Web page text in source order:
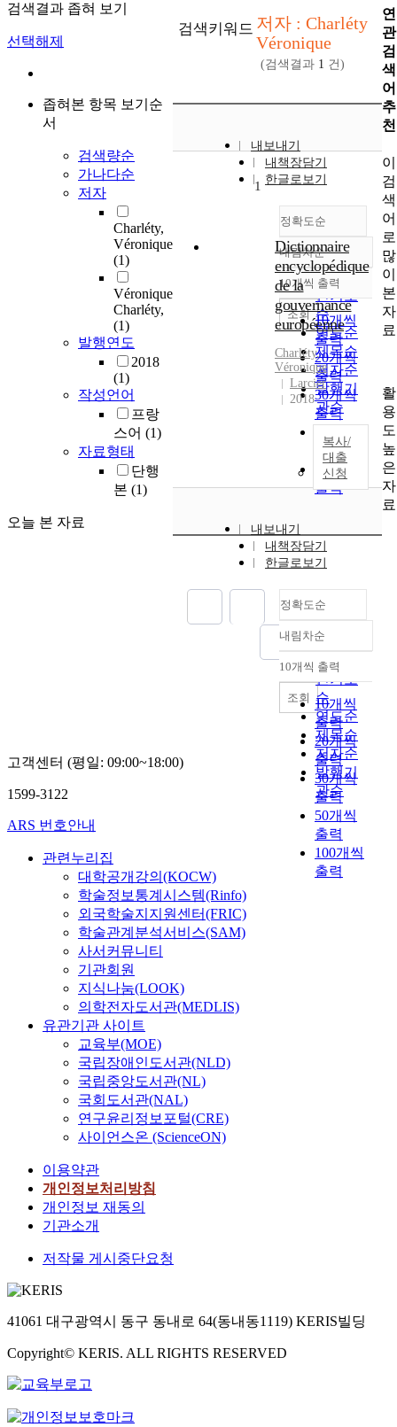
검색결과 좁혀 보기
선택해제
좁혀본 항목 보기순
서
검색량순
가나다순
저자
Charléty,
Véronique
(1)
Véronique
Charléty,
(1)
발행연도
2018
(1)
작성언어
프랑
스어 (1)
자료형태
단행
본 (1)
오늘 본 자료
검색키워드 저자 : Charléty
Véronique
(검색결과 1 건)
내보내기
내책장담기
한글로보기
정확도순
정확도
순
인기도
순
연도순
제목순
저자순
발행기
관순
내림차순
내림차순
10개씩 출력
10개씩
출력
20개씩
출력
30개씩
출력
50개씩
출력
100개씩
출력
조회
1
Dictionnaire
encyclopédique
de la
gouvernance
européenne
Charléty,
Véronique
Larcier
2018
복사/
대출
신청
내보내기
내책장담기
한글로보기
정확도순
정확도
순
인기도
순
연도순
제목순
저자순
발행기
관순
내림차순
내림차순
10개씩 출력
10개씩
출력
20개씩
출력
30개씩
출력
50개씩
출력
100개씩
출력
조회
연
관
검
색
어
추
천
이
검
색
어
로
많
이
본
자
료
활
용
도
높
은
자
료
고객센터 (평일: 09:00~18:00)
1599-3122
ARS 번호안내
관련누리집
대학공개강의(KOCW)
학술정보통계시스템(Rinfo)
외국학술지지원센터(FRIC)
학술관계분석서비스(SAM)
사서커뮤니티
기관회원
지식나눔(LOOK)
의학전자도서관(MEDLIS)
유관기관 사이트
교육부(MOE)
국립장애인도서관(NLD)
국립중앙도서관(NL)
국회도서관(NAL)
연구윤리정보포털(CRE)
사이언스온 (ScienceON)
이용약관
개인정보처리방침
개인정보 재동의
기관소개
저작물 게시중단요청
41061 대구광역시 동구 동내로 64(동내동1119) KERIS빌딩
Copyright© KERIS. ALL RIGHTS RESERVED